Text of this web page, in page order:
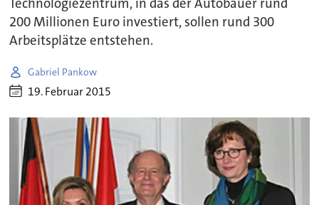
Technologiezentrum, in das der Autobauer rund
200 Millionen Euro investiert, sollen rund 300
Arbeitsplätze entstehen.
Gabriel Pankow
19. Februar 2015